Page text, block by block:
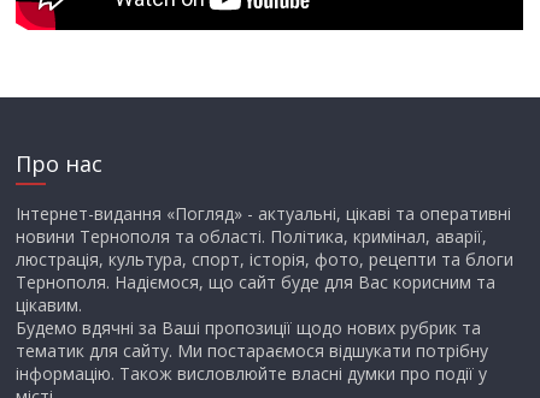
Про нас
Інтернет-видання «Погляд» - актуальні, цікаві та оперативні
новини Тернополя та області. Політика, кримінал, аварії,
люстрація, культура, спорт, історія, фото, рецепти та блоги
Тернополя. Надіємося, що сайт буде для Вас корисним та
цікавим.
Будемо вдячні за Ваші пропозиції щодо нових рубрик та
тематик для сайту. Ми постараємося відшукати потрібну
інформацію. Також висловлюйте власні думки про події у